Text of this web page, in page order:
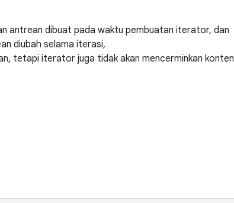
antrean dibuat pada waktu pembuatan iterator, dan
diubah selama iterasi,
tetapi iterator juga tidak akan mencerminkan konten